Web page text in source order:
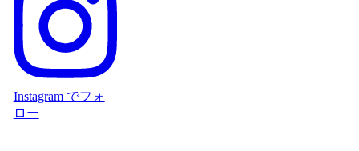
Instagram でフォ
ロー